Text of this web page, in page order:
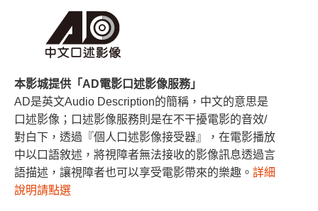
本影城提供「AD電影口述影像服務」
AD是英文Audio Description的簡稱，中文的意思是
口述影像；口述影像服務則是在不干擾電影的音效/
對白下，透過『個人口述影像接受器』，在電影播放
中以口語敘述，將視障者無法接收的影像訊息透過言
語描述，讓視障者也可以享受電影帶來的樂趣。 詳細
說明請點選